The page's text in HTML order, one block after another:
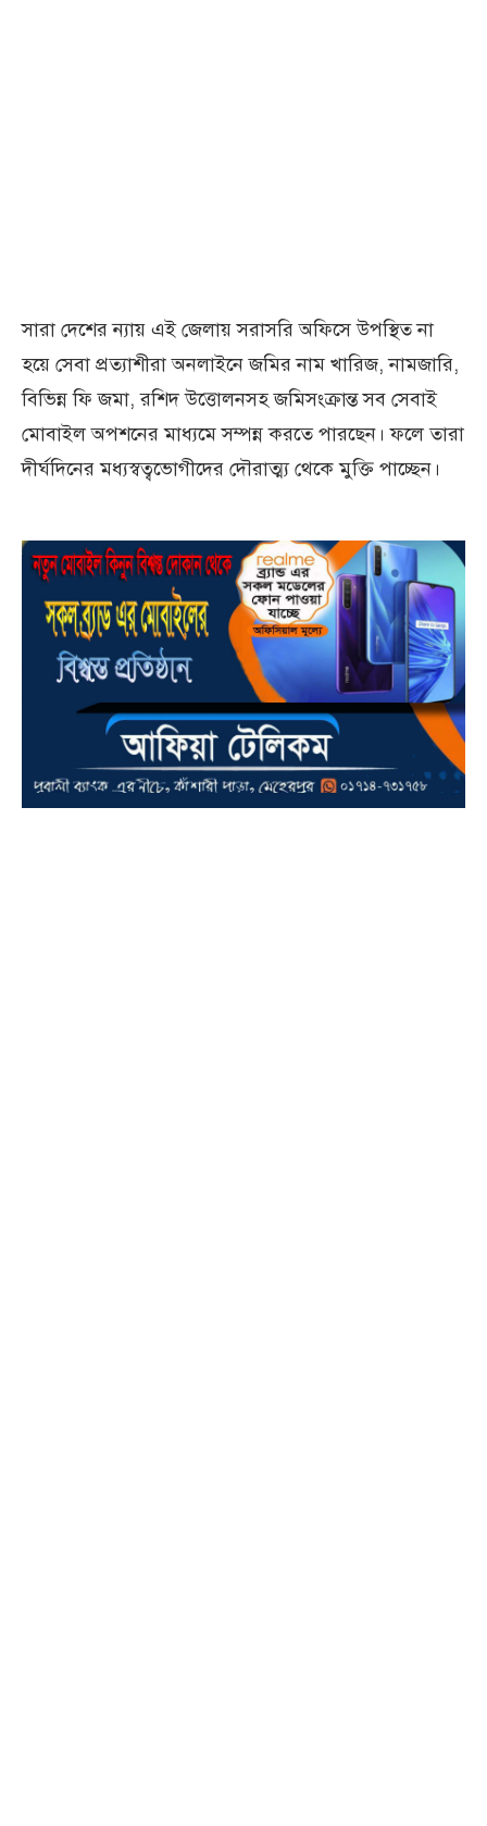
সারা দেশের ন্যায় এই জেলায় সরাসরি অফিসে উপস্থিত না
হয়ে সেবা প্রত্যাশীরা অনলাইনে জমির নাম খারিজ, নামজারি,
বিভিন্ন ফি জমা, রশিদ উত্তোলনসহ জমিসংক্রান্ত সব সেবাই
মোবাইল অপশনের মাধ্যমে সম্পন্ন করতে পারছেন। ফলে তারা
দীর্ঘদিনের মধ্যস্বত্বভোগীদের দৌরাত্ম্য থেকে মুক্তি পাচ্ছেন।